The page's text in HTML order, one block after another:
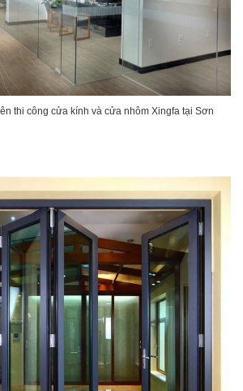
thi công cửa kính và cửa nhôm Xingfa tại Sơn